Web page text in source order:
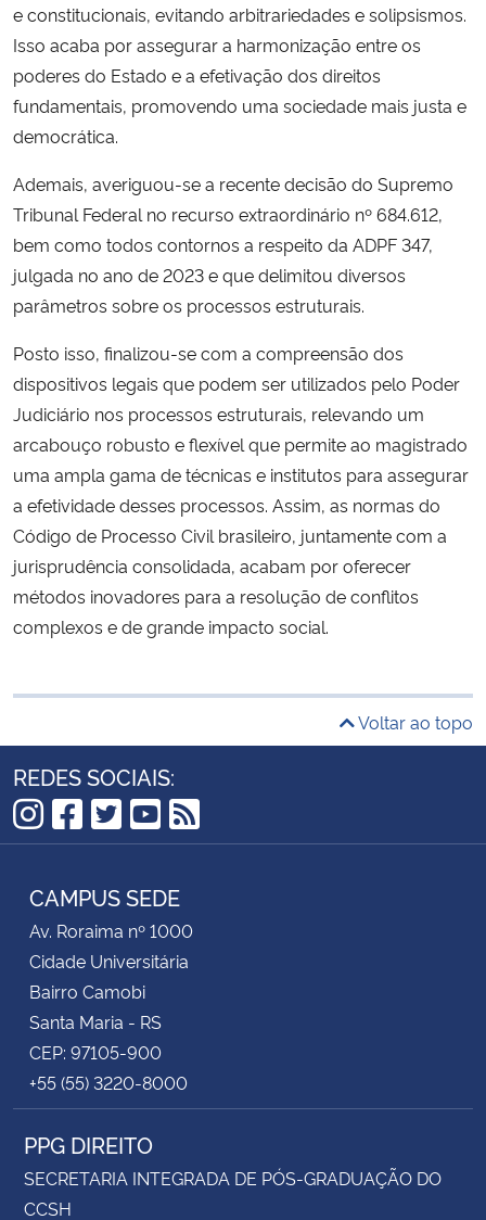
e constitucionais, evitando arbitrariedades e solipsismos.
Isso acaba por assegurar a harmonização entre os
poderes do Estado e a efetivação dos direitos
fundamentais, promovendo uma sociedade mais justa e
democrática.
Ademais, averiguou-se a recente decisão do Supremo
Tribunal Federal no recurso extraordinário nº 684.612,
bem como todos contornos a respeito da ADPF 347,
julgada no ano de 2023 e que delimitou diversos
parâmetros sobre os processos estruturais.
Posto isso, finalizou-se com a compreensão dos
dispositivos legais que podem ser utilizados pelo Poder
Judiciário nos processos estruturais, relevando um
arcabouço robusto e flexível que permite ao magistrado
uma ampla gama de técnicas e institutos para assegurar
a efetividade desses processos. Assim, as normas do
Código de Processo Civil brasileiro, juntamente com a
jurisprudência consolidada, acabam por oferecer
métodos inovadores para a resolução de conflitos
complexos e de grande impacto social.
Voltar ao topo
REDES SOCIAIS:
Instagram
Facebook
Twitter
YouTube
RSS
CAMPUS SEDE
Av. Roraima nº 1000
Cidade Universitária
Bairro Camobi
Santa Maria - RS
CEP: 97105-900
+55 (55) 3220-8000
PPG DIREITO
SECRETARIA INTEGRADA DE PÓS-GRADUAÇÃO DO
CCSH